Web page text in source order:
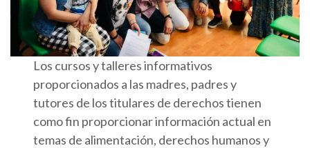
Los cursos y talleres informativos
proporcionados a las madres, padres y
tutores de los titulares de derechos tienen
como fin proporcionar información actual en
temas de alimentación, derechos humanos y